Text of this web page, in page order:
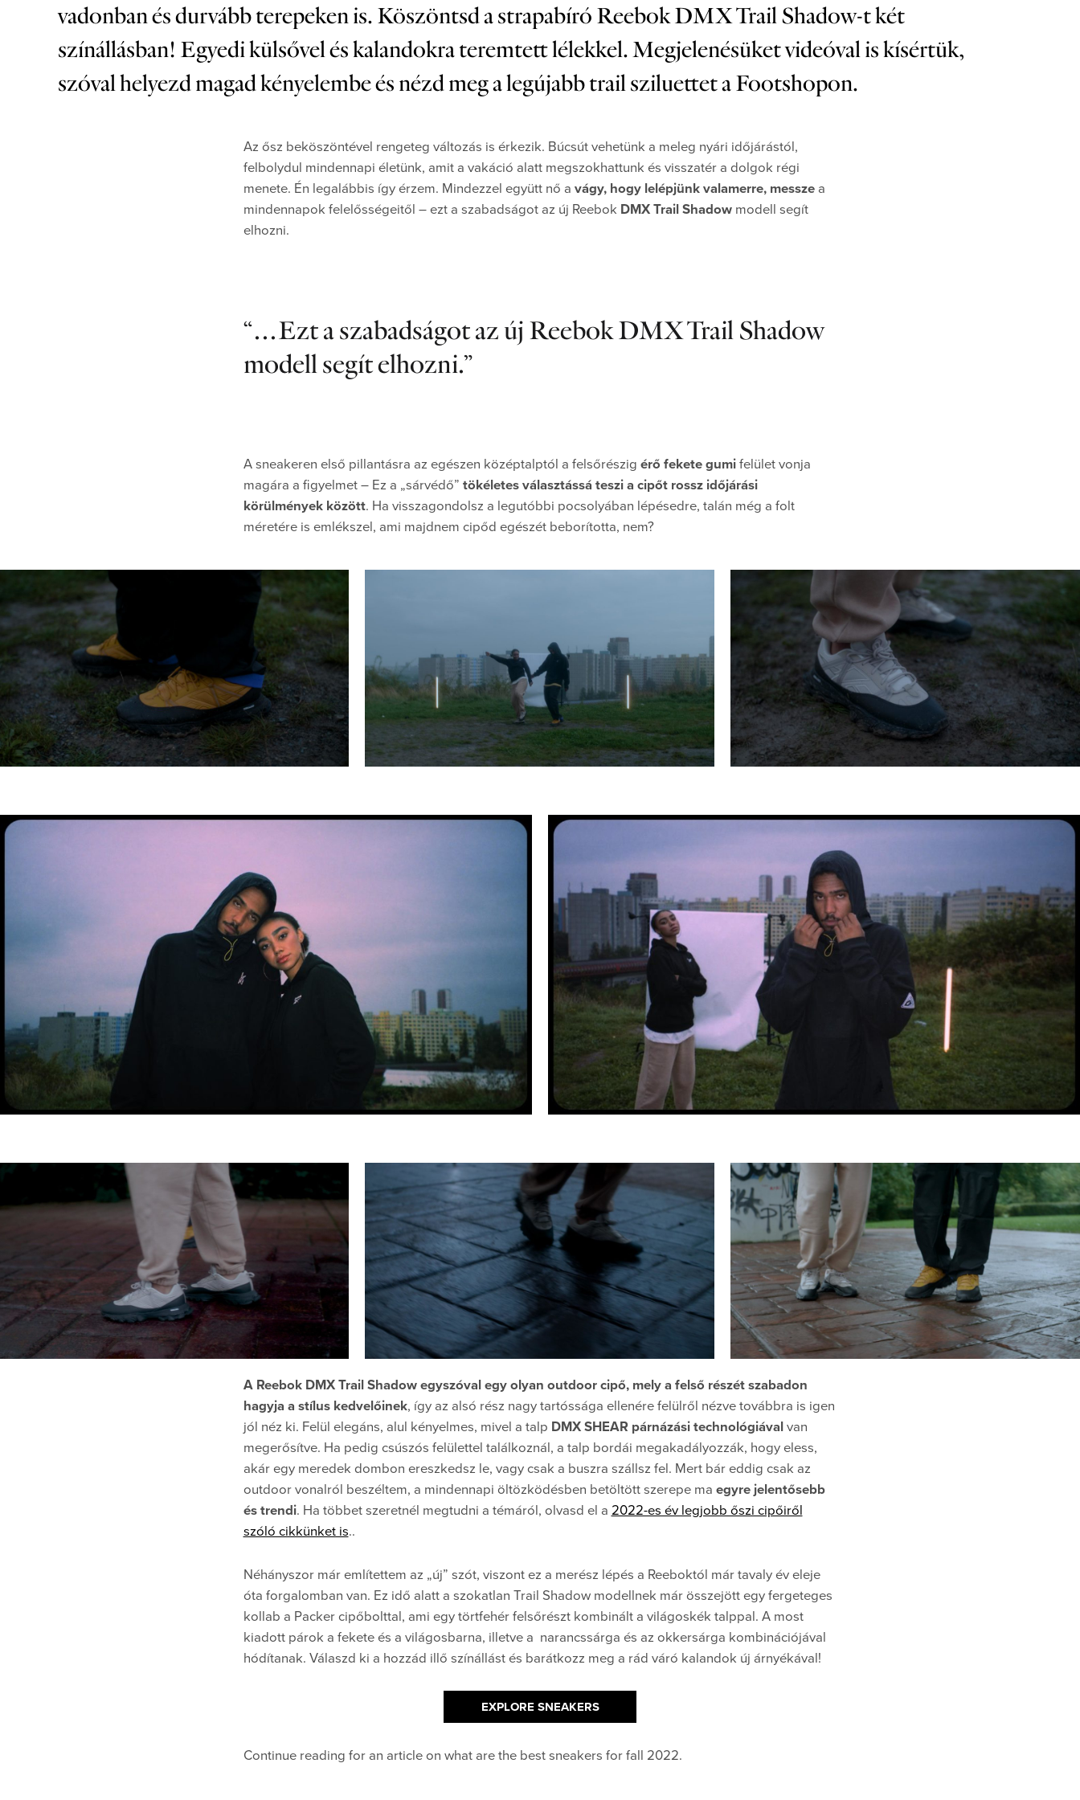
vadonban és durvább terepeken is. Köszöntsd a strapabíró Reebok DMX Trail Shadow-t két
színállásban! Egyedi külsővel és kalandokra teremtett lélekkel. Megjelenésüket videóval is kísértük,
szóval helyezd magad kényelembe és nézd meg a legújabb trail sziluettet a Footshopon.
Az ősz beköszöntével rengeteg változás is érkezik. Búcsút vehetünk a meleg nyári időjárástól,
felbolydul mindennapi életünk, amit a vakáció alatt megszokhattunk és visszatér a dolgok régi
menete. Én legalábbis így érzem. Mindezzel együtt nő a vágy, hogy lelépjünk valamerre, messzea
mindennapok felelősségeitől – ezt a szabadságot az új Reebok DMX Trail Shadowmodell segít
elhozni.
…Ezt a szabadságot az új Reebok DMX Trail Shadow
modell segít elhozni.
A sneakeren első pillantásra az egészen középtalptól a felsőrészig érő fekete gumifelület vonja
magára a figyelmet – Ez a „sárvédő” tökéletes választássá teszi a cipőt rossz időjárási
körülmények között. Ha visszagondolsz a legutóbbi pocsolyában lépésedre, talán még a folt
méretére is emlékszel, ami majdnem cipőd egészét beborította, nem?
A Reebok DMX Trail Shadow egyszóval egy olyan outdoor cipő, mely a felső részét szabadon
hagyja a stílus kedvelőinek, így az alsó rész nagy tartóssága ellenére felülről nézve továbbra is igen
jól néz ki. Felül elegáns, alul kényelmes, mivel a talp DMX SHEAR párnázási technológiávalvan
megerősítve. Ha pedig csúszós felülettel találkoznál, a talp bordái megakadályozzák, hogy eless,
akár egy meredek dombon ereszkedsz le, vagy csak a buszra szállsz fel. Mert bár eddig csak az
outdoor vonalról beszéltem, a mindennapi öltözködésben betöltött szerepe ma egyre jelentősebb
és trendi. Ha többet szeretnél megtudni a témáról, olvasd el a 2022-es év legjobb őszi cipőiről
szóló cikkünket is..
Néhányszor már említettem az „új” szót, viszont ez a merész lépés a Reeboktól már tavaly év eleje
óta forgalomban van. Ez idő alatt a szokatlan Trail Shadow modellnek már összejött egy fergeteges
kollab a Packer cipőbolttal, ami egy törtfehér felsőrészt kombinált a világoskék talppal. A most
kiadott párok a fekete és a világosbarna, illetve a narancssárga és az okkersárga kombinációjával
hódítanak. Válaszd ki a hozzád illő színállást és barátkozz meg a rád váró kalandok új árnyékával!
EXPLORE SNEAKERS
Continue reading for an article on what are the best sneakers for fall 2022.